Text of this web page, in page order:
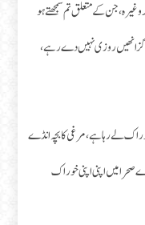
جن کے متعلق تم سمجھتے ہو
انھیں روزی نہیں دے رہے،
لے رہاہے، مرغی کا بچہ انڈے
صحرا میں اپنی اپنی خوراک